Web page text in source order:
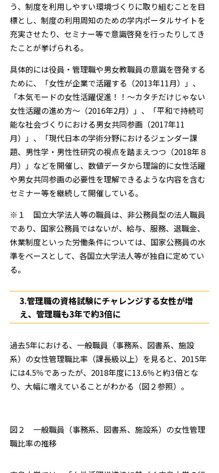
う、制度を利用しやすい環境づくりに取り組むことを目
標とし、制度の利用周知のための学内ポータルサイトを
充実させたり、セミナー等で意識啓発を行ったりしてき
たことが挙げられる。
具体的には役員・管理職や男女教職員の意識を啓発する
ために、「女性が企業で活躍する（2013年11月）」、
「本気モードの女性活躍促進！！～カタチだけじゃない
女性活躍の進め方～（2016年2月）」、「平和で持続可
能な社会づくりにおける男女共同参画（2017年11
月）」、「現代日本の学術分野におけるジェンダー課
題、男性学・男性性研究の視点を踏まえつつ（2018年８
月）」などを開催し、数値データから理論的に女性活躍
や男女共同参画の必要性を理解できるような内容を含む
セミナー等を継続して開催している。
※１ 国立大学法人等の職員は、非公務員型の法人職員
であり、国家公務員ではないが、給与、服務、退職金、
休業制度といった労働条件については、国家公務員の水
準をベースとして、各国立大学法人等が独自に定めてい
る。
3.管理職の資格試験にチャレンジする女性が増
え、管理職も3年で約3倍に
過去5年における、一般職員（事務系、図書系、施設
系）の女性管理職比率（課長級以上）を見ると、2015年
には4.5％であったが、2018年度に13.6％と約3倍とな
り、大幅に増えていることがわかる（図２参照）。
図２ 一般職員（事務系、図書系、施設系）の女性管理
職比率の推移